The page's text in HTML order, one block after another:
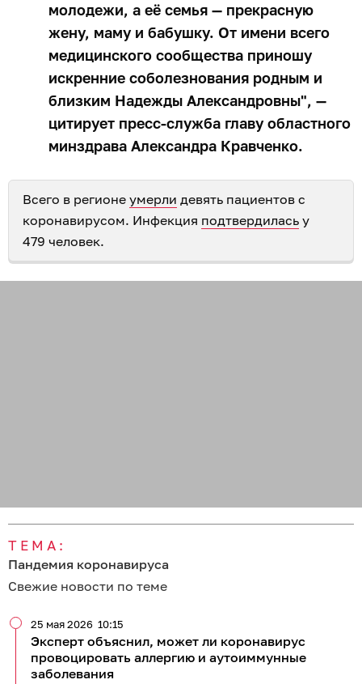
молодежи, а её семья — прекрасную
жену, маму и бабушку. От имени всего
медицинского сообщества приношу
искренние соболезнования родным и
близким Надежды Александровны", —
цитирует пресс-служба главу областного
минздрава Александра Кравченко.
Всего в регионе умерли девять пациентов с
коронавирусом. Инфекция подтвердилась у
479 человек.
ТЕМА:
Пандемия коронавируса
Свежие новости по теме
Эксперт объяснил, может ли коронавирус
провоцировать аллергию и аутоиммунные
заболевания
25 мая 2026 10:15